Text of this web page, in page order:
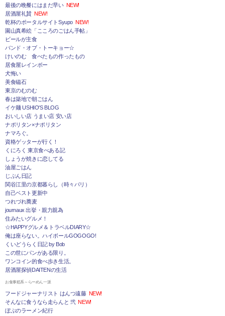
最後の晩餐にはまだ早い NEW!
居酒屋礼賛 NEW!
乾杯のポータルサイトSyupo NEW!
園山真希絵「こころのごはん手帖」
ビールが主食
バンド・オブ・トーキョー☆
けいのむ 食べたもの作ったもの
居食屋レインボー
犬悔い
美食磁石
東京のむのむ
春は築地で朝ごはん
イケ麺 USHIO'S BLOG
おいしい店 うまい店 安い店
ナポリタン×ナポリタン
ナマろぐ。
資格ゲッターが行く！
くにろく 東京食べある記
しょうが焼きに恋してる
油屋ごはん
じぶん日記
関谷江里の京都暮らし（時々パリ）
自己ベスト更新中
つれづれ蕎麦
journaux 出挙・親力親為
住みたいグルメ！
☆HAPPYグルメ＆トラベルDIARY☆
俺は座らない。ハイボールGOGOGO!
くいどうらく日記 by Bob
この世にパンがある限り。
ワンコイン的食べ歩き生活。
居酒屋探偵DAITENの生活
お食事処系～らーめん一派
フードジャーナリスト はんつ遠藤 NEW!
そんなに食うなら走らんと 弐 NEW!
ぼぶのラーメン紀行